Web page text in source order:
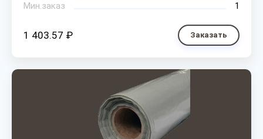
Мин.заказ
1
1 403.57 ₽ Заказать